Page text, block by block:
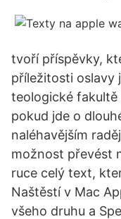
tvoří příspěvky,
příležitosti oslavy
teologické fakultě
pokud jde o
naléhavějším
možnost převést
ruce celý text,
Naštěstí v Mac
všeho druhu a